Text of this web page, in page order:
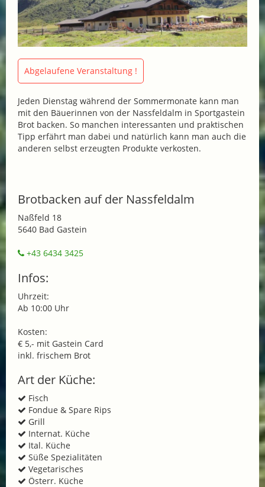
Abgelaufene Veranstaltung !
Jeden Dienstag während der Sommermonate kann man
mit den Bäuerinnen von der Nassfeldalm in Sportgastein
Brot backen. So manchen interessanten und praktischen
Tipp erfährt man dabei und natürlich kann man auch die
anderen selbst erzeugten Produkte verkosten.
Brotbacken auf der Nassfeldalm
Naßfeld 18
5640 Bad Gastein
+43 6434 3425
Infos:
Uhrzeit:
Ab 10:00 Uhr
Kosten:
€ 5,- mit Gastein Card
inkl. frischem Brot
Art der Küche:
Fisch
Fondue & Spare Rips
Grill
Internat. Küche
Ital. Küche
Süße Spezialitäten
Vegetarisches
Österr. Küche